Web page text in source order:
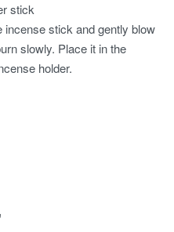
stick
incense stick and gently blow
slowly. Place it in the
holder.